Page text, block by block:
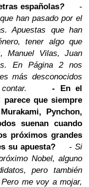
españolas?
-
han pasado por el
Apuestas que han
tener algo que
Manuel Vilas, Juan
En Página 2 nos
más desconocidos
- En el
que siempre
Pynchon,
suenan cuando
próximos grandes
su apuesta?- Si
Nobel, alguno
pero también
me voy a mojar,